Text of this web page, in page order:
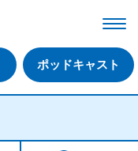
ポッドキャスト